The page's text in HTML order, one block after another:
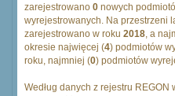
zarejestrowano 0 nowych
wyrejestrowanych. Na przestrzeni
zarejestrowano w roku 2018, a
okresie najwięcej (4) podmiotów
roku, najmniej (0) podmiotów
Według danych z rejestru